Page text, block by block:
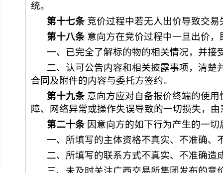
统。
第十七条 竞价过程中若无人出价导致交
第十八条 意向方在竞价过程中一旦出价，
一、已完全了解标的物的相关情况，并接
二、认可公告内容和相关披露事项，清
合同及附件的内容与委托方签约。
第十九条 意向方应对自备报价终端的使
障、网络异常或操作失误导致的一切损失，
第二十条 因意向方的如下行为产生的一切
一、所填写的主体资格不真实、不准确、
二、所填写的联系方式不真实、不准确造
三、未及时关注广西交易所集团 发布的竞